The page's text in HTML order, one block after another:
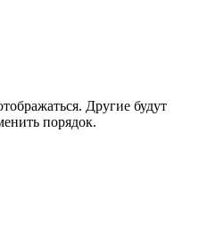
Другие будут
порядок.